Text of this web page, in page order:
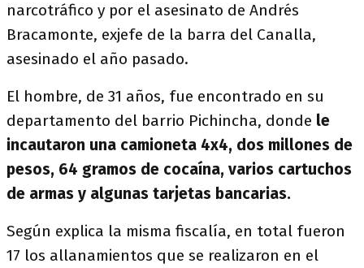
narcotráfico y por el asesinato de Andrés
Bracamonte, exjefe de la barra del Canalla,
asesinado el año pasado.
El hombre, de 31 años, fue encontrado en su
departamento del barrio Pichincha, donde le
incautaron una camioneta 4x4, dos millones de
pesos, 64 gramos de cocaína, varios cartuchos
de armas y algunas tarjetas bancarias.
Según explica la misma fiscalía, en total fueron
17 los allanamientos que se realizaron en el